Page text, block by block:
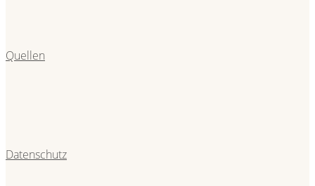
Quellen
Datenschutz